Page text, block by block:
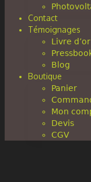
Contact
Témoignages
Livre d’or
Blog
Boutique
Panier
Mon
Devis
CGV